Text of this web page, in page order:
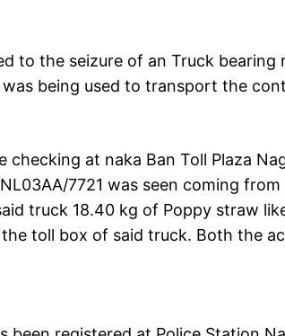
to the seizure of an Truck bearing
was being used to transport the
checking at naka Ban Toll Plaza
7721 was seen coming
truck 18.40 kg of Poppy straw
toll box of said truck. Both the